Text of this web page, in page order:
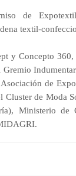
de
textil-
y Concepto
de
Cluster de Moda
Ministerio